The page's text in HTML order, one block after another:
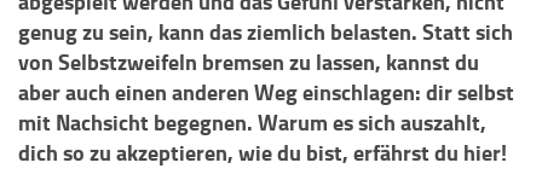
genug zu sein, kann das ziemlich belasten. Statt sich
von Selbstzweifeln bremsen zu lassen, kannst du
aber auch einen anderen Weg einschlagen: dir selbst
mit Nachsicht begegnen. Warum es sich auszahlt,
dich so zu akzeptieren, wie du bist, erfährst du hier!